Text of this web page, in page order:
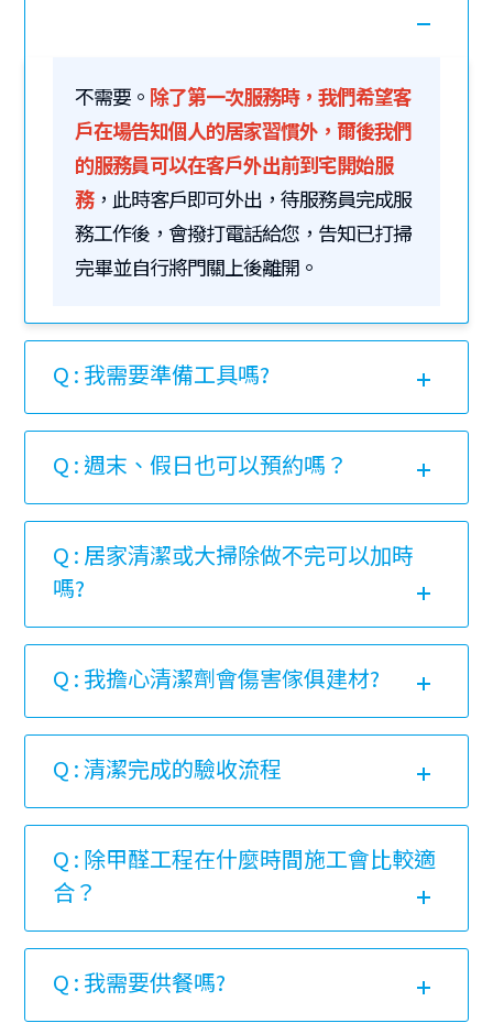
不需要。 除了第一次服務時，我們希望客
戶在場告知個人的居家習慣外，爾後我們
的服務員可以在客戶外出前到宅開始服
務，此時客戶即可外出，待服務員完成服
務工作後，會撥打電話給您，告知已打掃
完畢並自行將門關上後離開。
Q : 我需要準備工具嗎?
Q : 週末、假日也可以預約嗎？
Q : 居家清潔或大掃除做不完可以加時
嗎?
Q : 我擔心清潔劑會傷害傢俱建材?
Q : 清潔完成的驗收流程
Q : 除甲醛工程在什麼時間施工會比較適
合？
Q : 我需要供餐嗎?